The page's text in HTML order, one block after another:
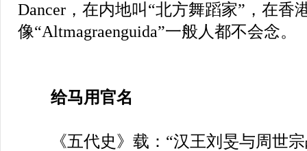
Dancer，在内地叫“北方舞蹈家”，在香
像“Altmagraenguida”一般人都不会念。
给马用官名
《五代史》载：“汉王刘旻与周世宗